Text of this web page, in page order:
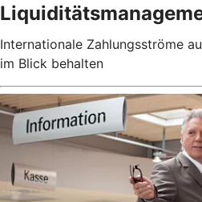
Internationale Zahlungsströme
im Blick behalten